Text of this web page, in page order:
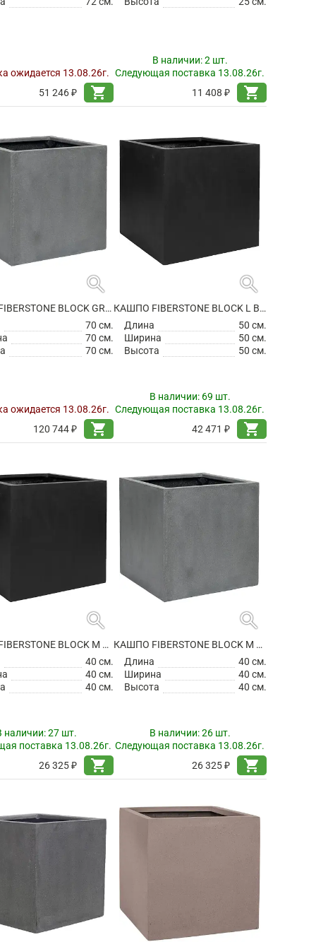
ожидается 13.08.26г.
51 246 ₽
shopping_cart
В наличии:2 шт.
Следующая поставка 13.08.26г.
11 408 ₽
shopping_cart
search
КАШПО FIBERSTONE BLOCK GREY XXL
70 см.
70 см.
70 см.
ожидается 13.08.26г.
120 744 ₽
shopping_cart
search
КАШПО FIBERSTONE BLOCK L BLACK
Длина
50 см.
Ширина
50 см.
Высота
50 см.
В наличии: 69 шт.
Следующая поставка 13.08.26г.
42 471 ₽
shopping_cart
search
КАШПО FIBERSTONE BLOCK M BLACK
40 см.
40 см.
40 см.
наличии:27 шт.
поставка 13.08.26г.
26 325 ₽
shopping_cart
search
КАШПО FIBERSTONE BLOCK M GREY
Длина
40 см.
Ширина
40 см.
Высота
40 см.
В наличии:26 шт.
Следующая поставка 13.08.26г.
26 325 ₽
shopping_cart